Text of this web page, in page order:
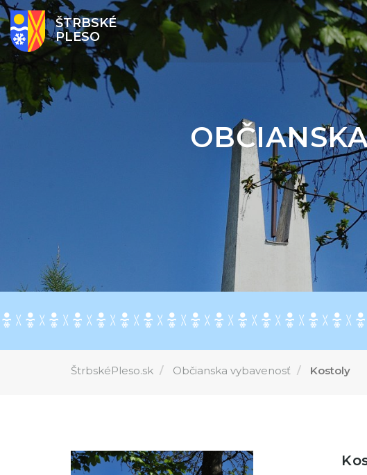
ŠTRBSKÉ
PLESO
ŠtrbskéPleso.sk Občianska vybavenosť Kostoly